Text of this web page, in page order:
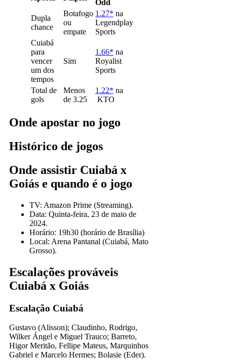
Odd
Dupla
chance
Botafogo
ou
empate
1.27* na
Legendplay
Sports
Cuiabá
para
vencer
um dos
tempos
Sim
1.66* na
Royalist
Sports
Total de
gols
Menos
de 3.25
1.22* na
KTO
Onde apostar no jogo
Histórico de jogos
Onde assistir Cuiabá x
Goiás e quando é o jogo
TV: Amazon Prime (Streaming).
Data: Quinta-feira, 23 de maio de
2024.
Horário: 19h30 (horário de Brasília)
Local: Arena Pantanal (Cuiabá, Mato
Grosso).
Escalações prováveis
Cuiabá x Goiás
Escalação Cuiabá
Gustavo (Alisson); Claudinho, Rodrigo,
Wilker Ángel e Miguel Trauco; Barreto,
Higor Meritão, Fellipe Mateus, Marquinhos
Gabriel e Marcelo Hermes; Bolasie (Eder).